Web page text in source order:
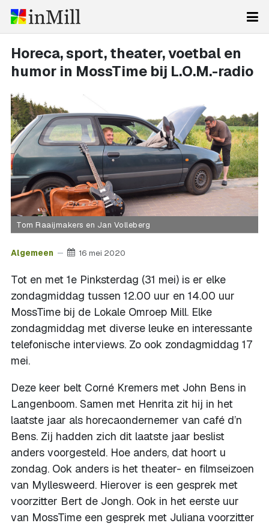
Horeca, sport, theater, voetbal en
humor in MossTime bij L.O.M.-radio
Tom Raaijmakers en Jan Volleberg
Algemeen 16 mei 2020
Tot en met 1e Pinksterdag (31 mei) is er elke
zondagmiddag tussen 12.00 uur en 14.00 uur
MossTime bij de Lokale Omroep Mill. Elke
zondagmiddag met diverse leuke en interessante
telefonische interviews. Zo ook zondagmiddag 17
mei.
Deze keer belt Corné Kremers met John Bens in
Langenboom. Samen met Henrita zit hij in het
laatste jaar als horecaondernemer van café d’n
Bens. Zij hadden zich dit laatste jaar beslist
anders voorgesteld. Hoe anders, dat hoort u
zondag. Ook anders is het theater- en filmseizoen
van Myllesweerd. Hierover is een gesprek met
voorzitter Bert de Jongh. Ook in het eerste uur
van MossTime een gesprek met Juliana voorzitter